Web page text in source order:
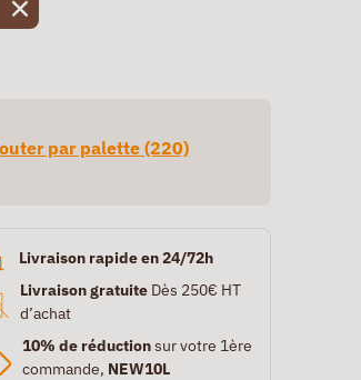
par palette (220)
Livraison rapide en 24/72h
Livraison gratuiteDès 250€ HT
d’achat
10% de réductionsur votre 1ère
commande, NEW10L